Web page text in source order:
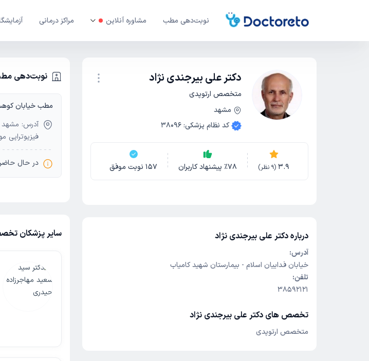
نوبت‌دهی مطب مشاوره آنلاین مراکز درمانی
دکتر علی بیرجندی نژاد
متخصص ارتوپدی
مشهد
کد نظام پزشکی:
38096
3.9
(
9 نظر) ٪78 پیشنهاد کاربران 157 نوبت موفق
نوبت‌دهی
مطب خیابان
فیزیوتراپی
در حال
سایر پزشکان درباره دکتر علی بیرجندی نژاد
آدرس:
خیابان فداییان اسلام - بیمارستان شهید کامیاب
تلفن:
38592121
تخصص های دکتر علی بیرجندی نژاد
متخصص ارتوپدی